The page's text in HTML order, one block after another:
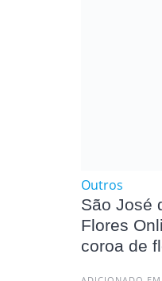
Outros
São José
Flores
coroa de